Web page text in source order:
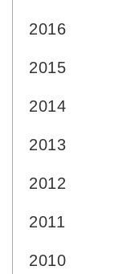
2016
2015
2014
2013
2012
2011
2010